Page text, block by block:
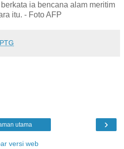
ia bencana alam meritim
itu. - Foto AFP
›
utama
versi web